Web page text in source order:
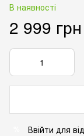
В наявності
2 999 грн
Ввійти для